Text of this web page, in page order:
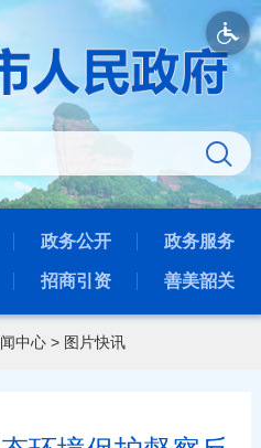
政务公开 政务服务
招商引资 善美韶关
中心> 图片快讯